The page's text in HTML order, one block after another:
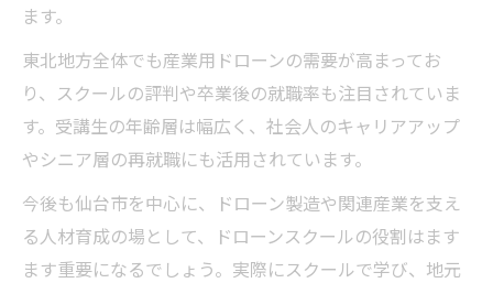
ます。
東北地方全体でも産業用ドローンの需要が高まってお
り、スクールの評判や卒業後の就職率も注目されていま
す。受講生の年齢層は幅広く、社会人のキャリアアップ
やシニア層の再就職にも活用されています。
今後も仙台市を中心に、ドローン製造や関連産業を支え
る人材育成の場として、ドローンスクールの役割はます
ます重要になるでしょう。実際にスクールで学び、地元